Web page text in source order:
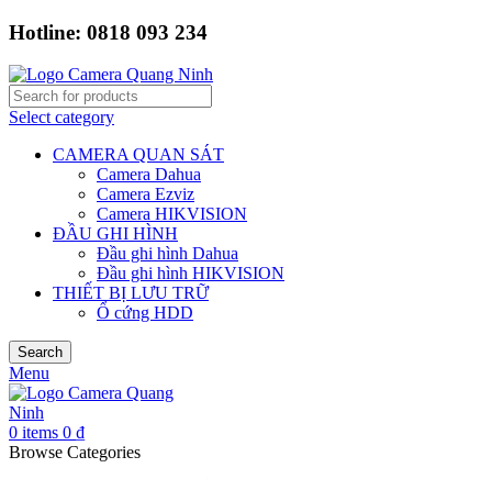
Hotline: 0818 093 234
Select category
CAMERA QUAN SÁT
Camera Dahua
Camera Ezviz
Camera HIKVISION
ĐẦU GHI HÌNH
Đầu ghi hình Dahua
Đầu ghi hình HIKVISION
THIẾT BỊ LƯU TRỮ
Ổ cứng HDD
Search
Menu
0 items 0 ₫
Browse Categories